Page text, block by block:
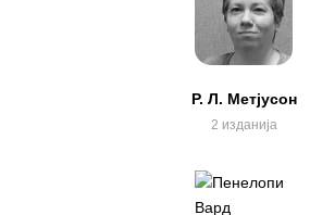
Р. Л. Метјусон
2 изданија